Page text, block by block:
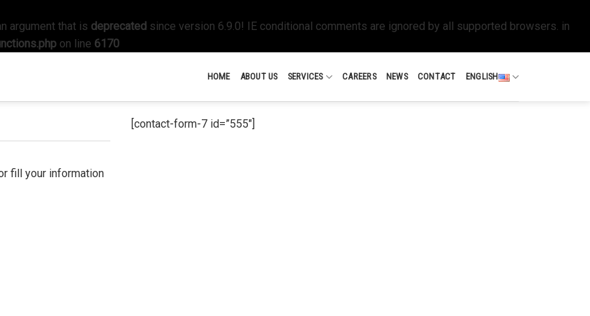
argument that is deprecated since version 6.9.0! IE conditional comments are ignored by all supported browsers. in
on line 6170
HOME ABOUT US SERVICES CAREERS NEWS CONTACT ENGLISH
fill your information
[contact-form-7 id=”555″]